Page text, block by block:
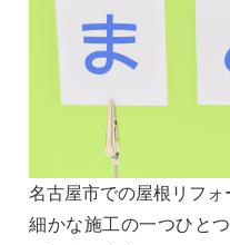
名古屋市での屋根リフォ
細かな施工の一つひと